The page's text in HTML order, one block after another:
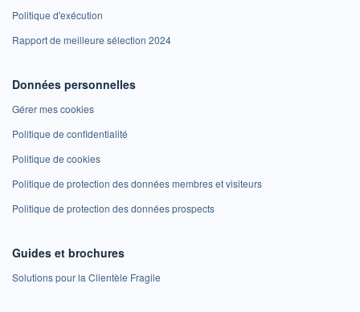
Politique d'exécution
Rapport de meilleure sélection 2024
Données personnelles
Gérer mes cookies
Politique de confidentialité
Politique de cookies
Politique de protection des données membres et visiteurs
Politique de protection des données prospects
Guides et brochures
Solutions pour la Clientèle Fragile